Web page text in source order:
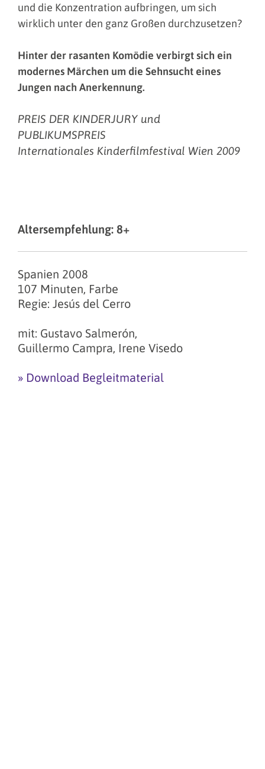
und die Konzentration aufbringen, um sich
wirklich unter den ganz Großen durchzusetzen?
Hinter der rasanten Komödie verbirgt sich ein
modernes Märchen um die Sehnsucht eines
Jungen nach Anerkennung.
PREIS DER KINDERJURY und
PUBLIKUMSPREIS
Internationales Kinderfilmfestival Wien 2009
Altersempfehlung: 8+
Spanien 2008
107 Minuten, Farbe
Regie: Jesús del Cerro
mit: Gustavo Salmerón,
Guillermo Campra, Irene Visedo
» Download Begleitmaterial